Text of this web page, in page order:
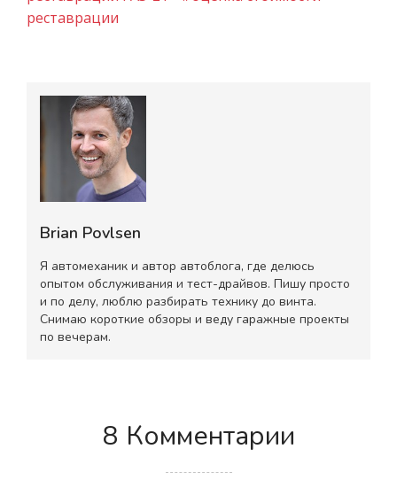
реставрации
Brian Povlsen
Я автомеханик и автор автоблога, где делюсь
опытом обслуживания и тест-драйвов. Пишу просто
и по делу, люблю разбирать технику до винта.
Снимаю короткие обзоры и веду гаражные проекты
по вечерам.
8 Комментарии